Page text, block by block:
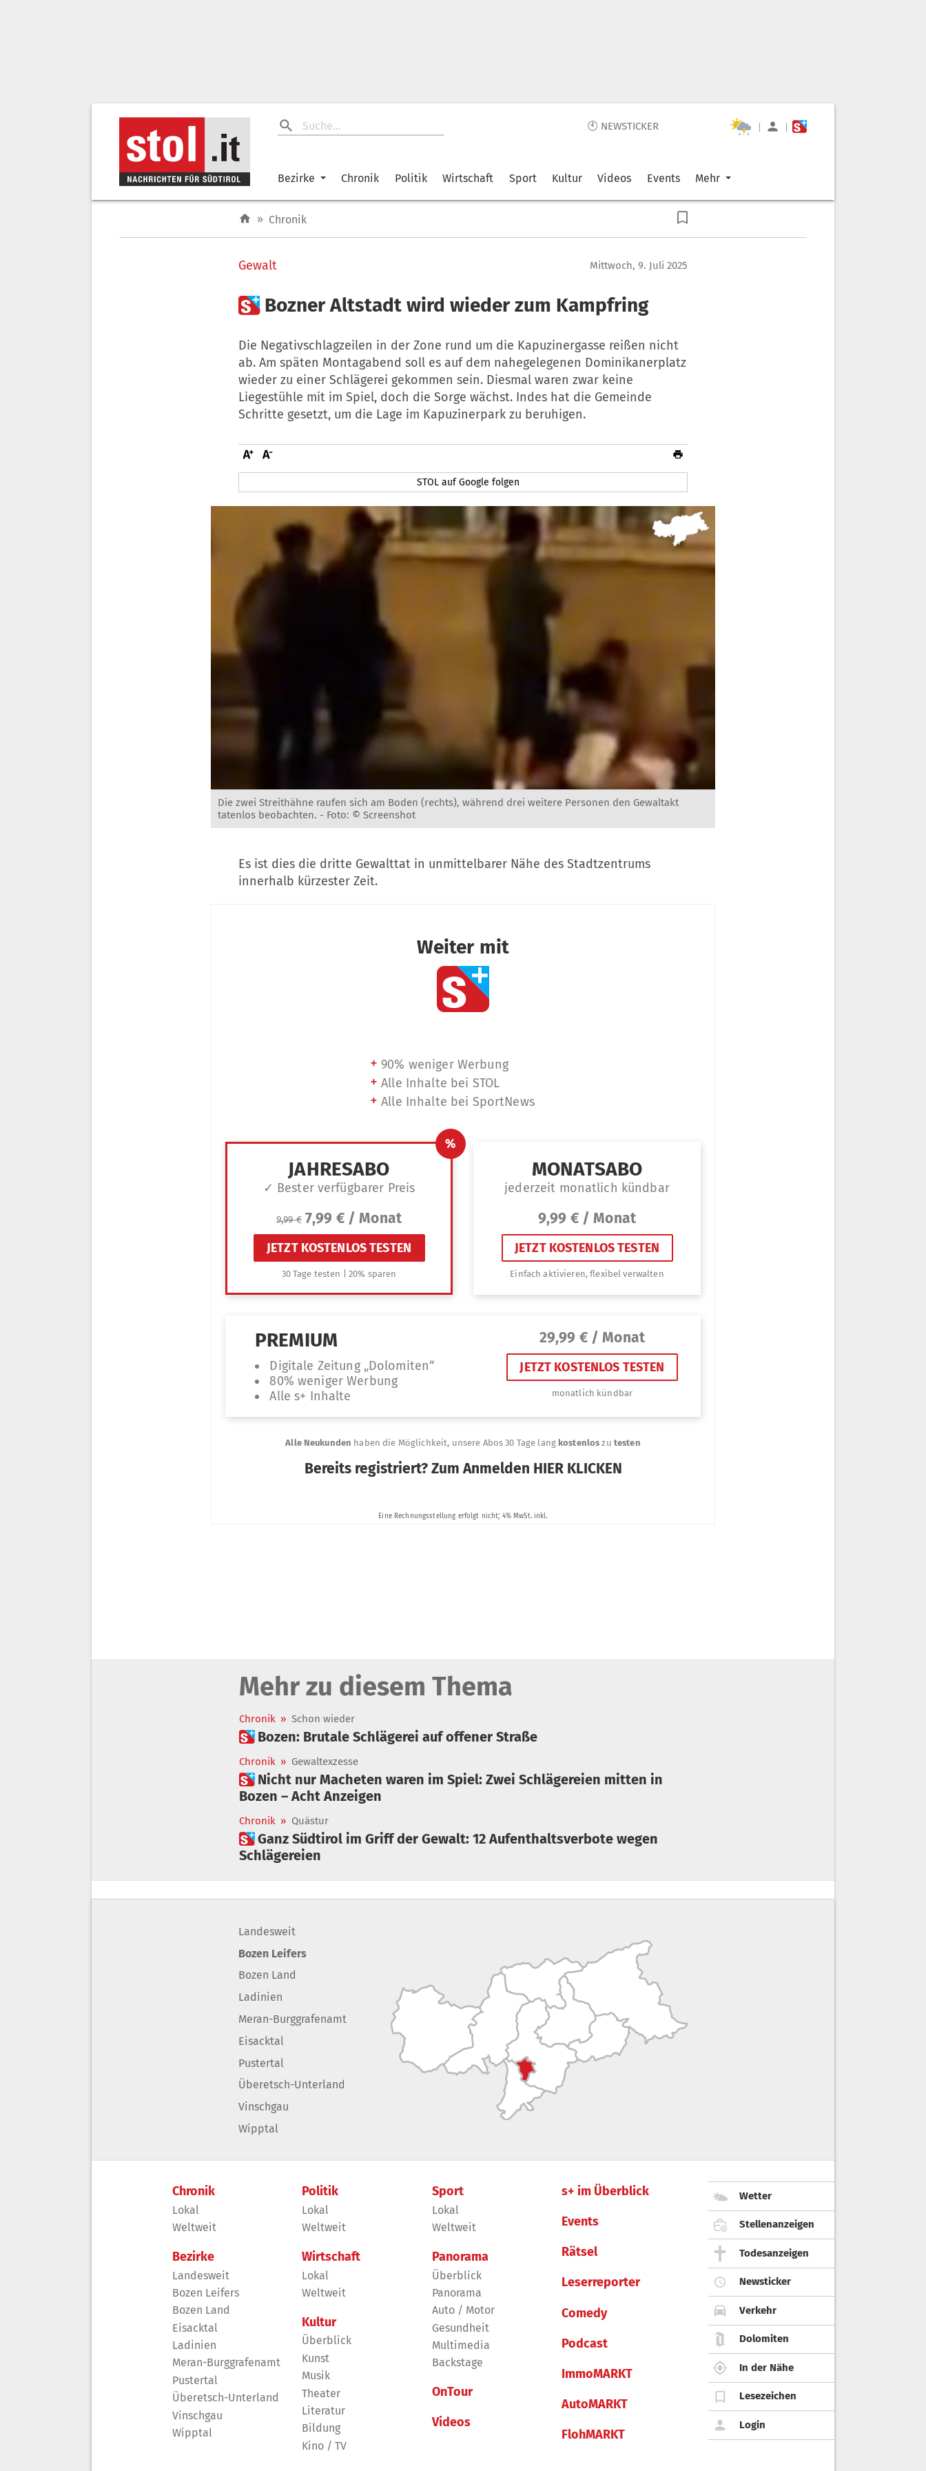
🕙 NEWSTICKER | |
Bezirke Chronik Politik Wirtschaft Sport Kultur Videos Events Mehr
» Chronik
Gewalt Mittwoch, 9. Juli 2025
 Bozner Altstadt wird wieder zum Kampfring
Die Negativschlagzeilen in der Zone rund um die Kapuzinergasse reißen nicht
ab. Am späten Montagabend soll es auf dem nahegelegenen Dominikanerplatz
wieder zu einer Schlägerei gekommen sein. Diesmal waren zwar keine
Liegestühle mit im Spiel, doch die Sorge wächst. Indes hat die Gemeinde
Schritte gesetzt, um die Lage im Kapuzinerpark zu beruhigen.
STOL auf Google folgen
Die zwei Streithähne raufen sich am Boden (rechts), während drei weitere Personen den Gewaltakt
tatenlos beobachten. - Foto: © Screenshot
Es ist dies die dritte Gewalttat in unmittelbarer Nähe des Stadtzentrums
innerhalb kürzester Zeit.
Mehr zu diesem Thema
Chronik » Schon wieder
 Bozen: Brutale Schlägerei auf offener Straße
Chronik » Gewaltexzesse
 Nicht nur Macheten waren im Spiel: Zwei Schlägereien mitten in
Bozen – Acht Anzeigen
Chronik » Quästur
 Ganz Südtirol im Griff der Gewalt: 12 Aufenthaltsverbote wegen
Schlägereien
Landesweit
Bozen Leifers
Bozen Land
Ladinien
Meran-Burggrafenamt
Eisacktal
Pustertal
Überetsch-Unterland
Vinschgau
Wipptal
Chronik
Lokal
Weltweit
Bezirke
Landesweit
Bozen Leifers
Bozen Land
Eisacktal
Ladinien
Meran-Burggrafenamt
Pustertal
Überetsch-Unterland
Vinschgau
Wipptal
Politik
Lokal
Weltweit
Wirtschaft
Lokal
Weltweit
Kultur
Überblick
Kunst
Musik
Theater
Literatur
Bildung
Kino / TV
Sport
Lokal
Weltweit
Panorama
Überblick
Panorama
Auto / Motor
Gesundheit
Multimedia
Backstage
OnTour
Videos
s+ im Überblick
Events
Rätsel
Leserreporter
Comedy
Podcast
ImmoMARKT
AutoMARKT
FlohMARKT
Wetter
Stellenanzeigen
Todesanzeigen
Newsticker
Verkehr
Dolomiten
In der Nähe
Lesezeichen
Login